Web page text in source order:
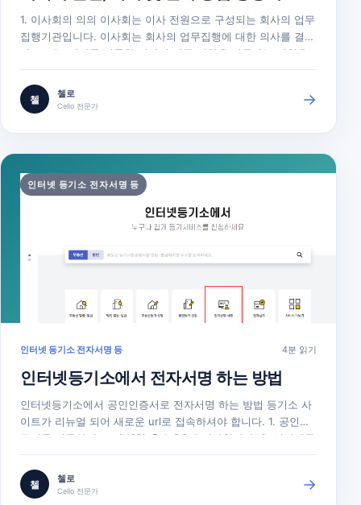
1. 이사회의 의의 이사회는 이사 전원으로 구성되는 회사의 업무
집행기관입니다. 이사회는 회사의 업무집행에 대한 의사를 결정
하고, 대표이사를 비롯한 이사의 직무 집행을 감독하는 권한을
갖습니다(상법 제393조). 2. 이사회의 설치 이사는 3명이상이어
야 하고 이사회를 구성하는 것이 원칙입니다. 다만, 자본금 총액
이 10억원 미만인 회사는 이사를 1명 또는 2명으로 할 수 있고,
첼 첼로
Cello 전문가 →
인터넷 등기소 전자서명 등
인터넷 등기소 전자서명 등 4분 읽기
인터넷등기소에서 전자서명 하는 방법
인터넷등기소에서 공인인증서로 전자서명 하는 방법 등기소 사
이트가 리뉴얼 되어 새로운 url로 접속하셔야 합니다. 1. 공인인
증서를 이동식디스크(USB) 혹은 PC에 저장합니다. 2. 인터넷등
기소(www.iros.go.kr)에 접속합니다. 3. 인터넷등기소 메인 화
면에서 ‘전자신청 서명’ 메뉴를 클릭합니다. 4. 상단 바에서 ‘법인
첨부서면 승인’ 메뉴를 선택합니다. 기본으로 선택되어 있는…
첼 첼로
Cello 전문가 →